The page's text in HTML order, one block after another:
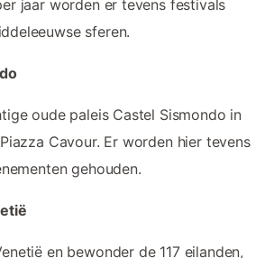
jaar worden er tevens festivals
sferen.
oude paleis Castel Sismondo in
Cavour. Er worden hier tevens
gehouden.
en bewonder de 117 eilanden,